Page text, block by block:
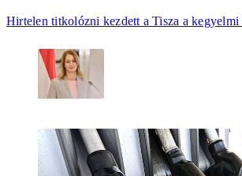
Hirtelen titkolózni kezdett a Tisza a